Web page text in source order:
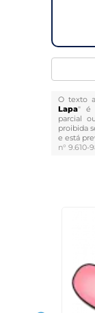
O texto
Lapa" é
parcial
proibida
e está
n° 9.610-